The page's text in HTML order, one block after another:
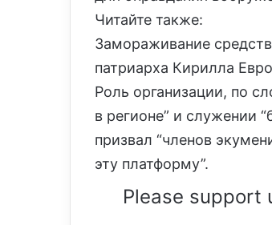
Читайте также:
Замораживание
патриарха Кирилла
Роль организации, по
в регионе” и служении
призвал “членов
эту платформу”.
Please support